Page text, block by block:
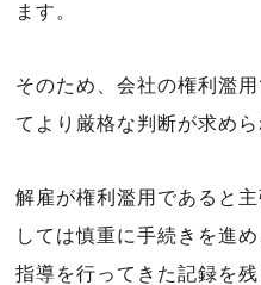
ます。
そのため、会社の権利濫
てより厳格な判断が求めら
解雇が権利濫用であると
しては慎重に手続きを進
指導を行ってきた記録を